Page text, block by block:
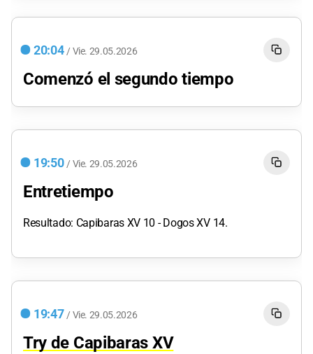
20:04 / Vie. 29.05.2026
Comenzó el segundo tiempo
19:50 / Vie. 29.05.2026
Entretiempo
Resultado: Capibaras XV 10 - Dogos XV 14.
19:47 / Vie. 29.05.2026
Try de Capibaras XV